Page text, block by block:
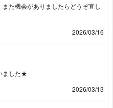
た機会がありましたらどうぞ宜し
2026/03/16
ました★
2026/03/13